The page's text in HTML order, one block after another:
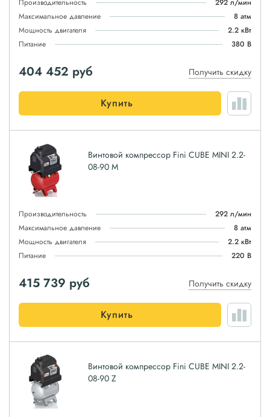
Производительность
292 л/мин
Максимальное давление
8 атм
Мощность двигателя
2.2 кВт
Питание
380 В
404 452 руб Получить скидку
Купить
Винтовой компрессор Fini CUBE MINI 2.2-
08-90 M
Производительность
292 л/мин
Максимальное давление
8 атм
Мощность двигателя
2.2 кВт
Питание
220 В
415 739 руб Получить скидку
Купить
Винтовой компрессор Fini CUBE MINI 2.2-
08-90 Z